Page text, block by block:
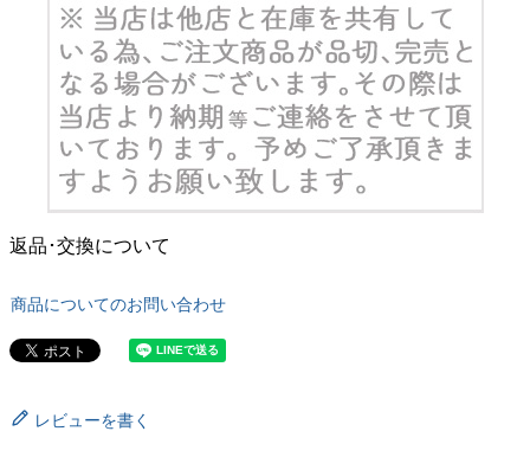
返品･交換について
商品についてのお問い合わせ
レビューを書く